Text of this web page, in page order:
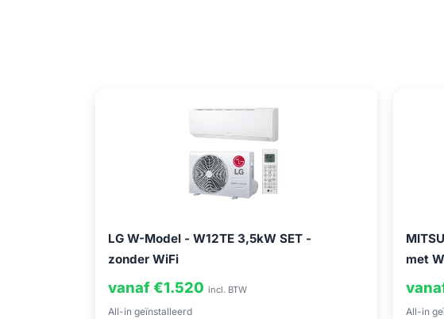
LG W-Model - W12TE 3,5kW SET -
zonder WiFi
vanaf €1.520 incl. BTW
All-in geïnstalleerd
met
All-in